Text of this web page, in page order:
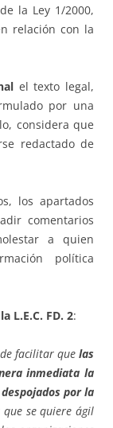
la Ley 1/2000,
relación con la
el texto legal,
por una
considera que
redactado de
los apartados
comentarios
a quien
política
L.E.C. FD. 2:
facilitar que las
inmediata la
por la
que se quiere ágil